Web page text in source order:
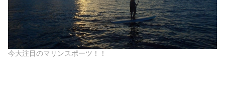
今大注目のマリンスポーツ！！